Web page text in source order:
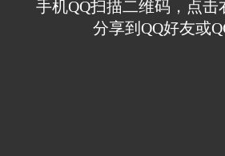
手机QQ扫描二维码，点击
分享到QQ好友或